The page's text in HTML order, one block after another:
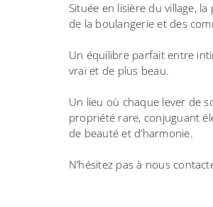
Située en lisière du village,
de la boulangerie et des
Un équilibre parfait entre
vrai et de plus beau.
Un lieu où chaque lever de
propriété rare, conjuguant
de beauté et d’harmonie.
N’hésitez pas à nous